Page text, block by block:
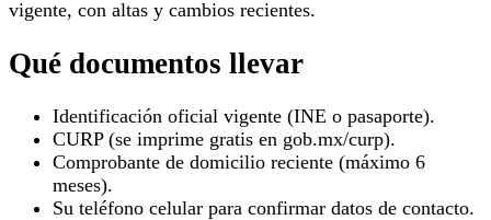
vigente, con altas y cambios recientes.
Qué documentos llevar
Identificación oficial vigente (INE o pasaporte).
CURP (se imprime gratis en gob.mx/curp).
Comprobante de domicilio reciente (máximo 6
meses).
Su teléfono celular para confirmar datos de contacto.